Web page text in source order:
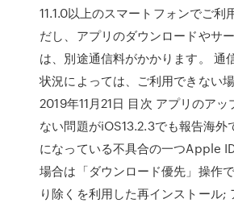
11.1.0以上のスマートフォンでご利
だし、アプリのダウンロードやサ
は、別途通信料がかかります。 通
状況によっては、ご利用できない場
2019年11月21日 目次 アプリのアッ
ない問題がiOS13.2.3でも報告海外
になっている不具合の一つApple
場合は「ダウンロード優先」操作
り除くを利用した再インストール;